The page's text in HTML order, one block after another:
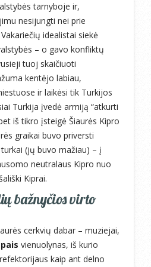
tarnyboje ir,
nesijungti nei prie
idealistai siekė
– o gavo konfliktų
tuoj skaičiuoti
kentėjo labiau,
ir laikėsi tik Turkijos
Turkija įvedė armiją “atkurti
iš tikro įsteigė Šiaurės Kipro
graikai buvo priversti
(jų buvo mažiau) – į
neutralaus Kipro nuo
Kiprai.
bažnyčios virto
cerkvių dabar – muziejai,
vienuolynas, iš kurio
kaip ant delno